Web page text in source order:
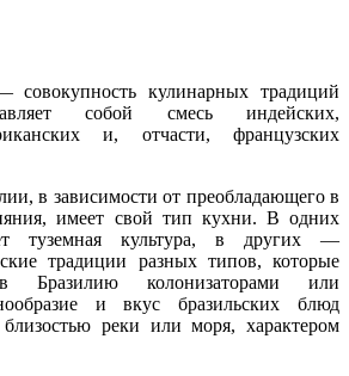
совокупность кулинарных традиций
собой смесь индейских,
и, отчасти, французских
в зависимости от преобладающего в
имеет свой тип кухни. В одних
туземная культура, в других —
традиции разных типов, которые
Бразилию колонизаторами или
и вкус бразильских блюд
реки или моря, характером